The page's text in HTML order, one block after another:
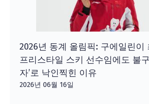
2026년 동계 올림픽: 구에일린이
프리스타일 스키 선수임에도 불
자’로 낙인찍힌 이유
2026년 06월 16일